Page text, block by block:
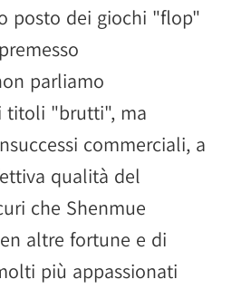
posto dei giochi "flop"
parliamo
titoli "brutti", ma
commerciali, a
qualità del
che Shenmue
altre fortune e di
più appassionati